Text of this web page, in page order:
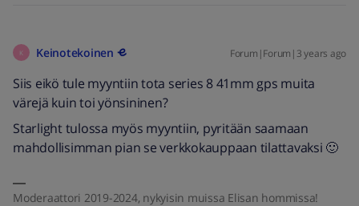
K Keinotekoinen Forum|Forum|3 years ago
Siis eikö tule myyntiin tota series 8 41mm gps muita
värejä kuin toi yönsininen?
Starlight tulossa myös myyntiin, pyritään saamaan
mahdollisimman pian se verkkokauppaan tilattavaksi 🙂
Moderaattori 2019-2024, nykyisin muissa Elisan hommissa!